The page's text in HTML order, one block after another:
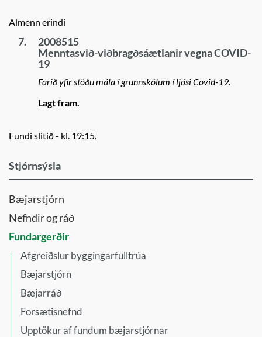
Almenn erindi
7.
2008515
Menntasvið-viðbragðsáætlanir vegna COVID-
19
Farið yfir stöðu mála í grunnskólum í ljósi Covid-19.
Lagt fram.
Fundi slitið - kl. 19:15.
Stjórnsýsla
Bæjarstjórn
Nefndir og ráð
Fundargerðir
Afgreiðslur byggingarfulltrúa
Bæjarstjórn
Bæjarráð
Forsætisnefnd
Upptökur af fundum bæjarstjórnar